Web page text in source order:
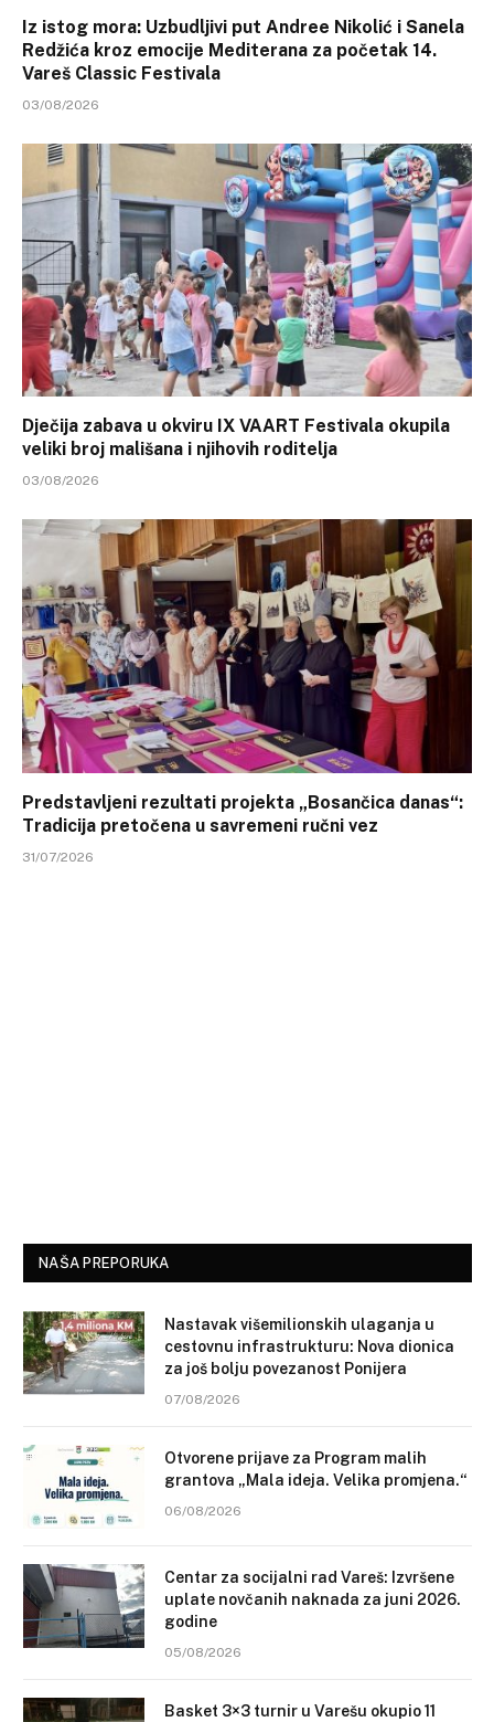
Iz istog mora: Uzbudljivi put Andree Nikolić i Sanela
Redžića kroz emocije Mediterana za početak 14.
Vareš Classic Festivala
03/08/2026
Dječija zabava u okviru IX VAART Festivala okupila
veliki broj mališana i njihovih roditelja
03/08/2026
Predstavljeni rezultati projekta „Bosančica danas“:
Tradicija pretočena u savremeni ručni vez
31/07/2026
NAŠA PREPORUKA
Nastavak višemilionskih ulaganja u
cestovnu infrastrukturu: Nova dionica
za još bolju povezanost Ponijera
07/08/2026
Otvorene prijave za Program malih
grantova „Mala ideja. Velika promjena.“
06/08/2026
Centar za socijalni rad Vareš: Izvršene
uplate novčanih naknada za juni 2026.
godine
05/08/2026
Basket 3×3 turnir u Varešu okupio 11